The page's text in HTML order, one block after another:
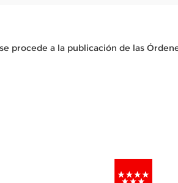
procede a la publicación de las